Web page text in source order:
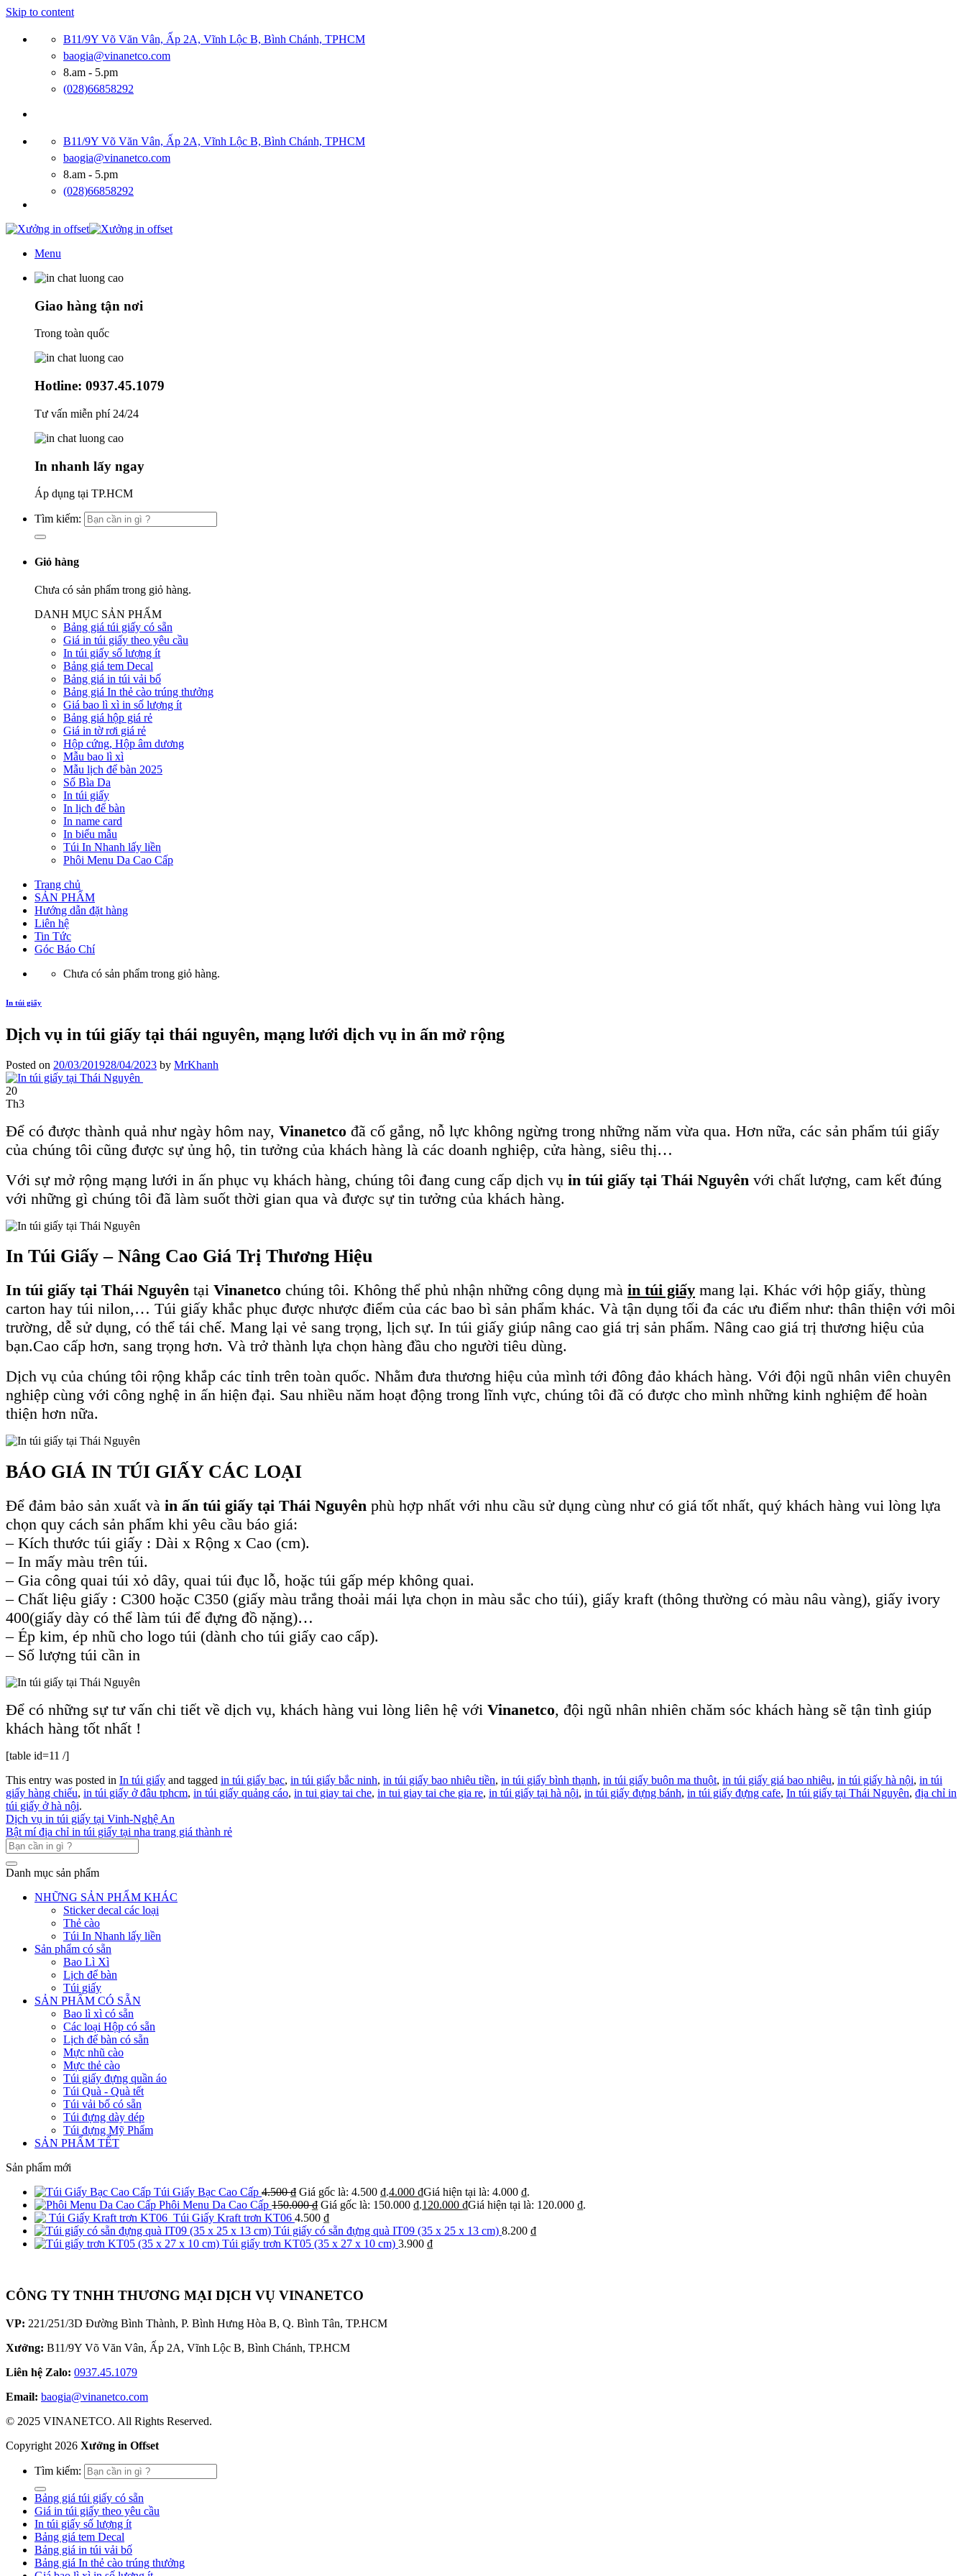
Skip to content
B11/9Y Võ Văn Vân, Ấp 2A, Vĩnh Lộc B, Bình Chánh, TPHCM
baogia@vinanetco.com
8.am - 5.pm
(028)66858292
B11/9Y Võ Văn Vân, Ấp 2A, Vĩnh Lộc B, Bình Chánh, TPHCM
baogia@vinanetco.com
8.am - 5.pm
(028)66858292
Menu
Giao hàng tận nơi
Trong toàn quốc
Hotline: 0937.45.1079
Tư vấn miễn phí 24/24
In nhanh lấy ngay
Áp dụng tại TP.HCM
Tìm kiếm:
Giỏ hàng
Chưa có sản phẩm trong giỏ hàng.
DANH MỤC SẢN PHẨM
Bảng giá túi giấy có sẵn
Giá in túi giấy theo yêu cầu
In túi giấy số lượng ít
Bảng giá tem Decal
Bảng giá in túi vải bố
Bảng giá In thẻ cào trúng thưởng
Giá bao lì xì in số lượng ít
Bảng giá hộp giá rẻ
Giá in tờ rơi giá rẻ
Hộp cứng, Hộp âm dương
Mẫu bao lì xì
Mẫu lịch để bàn 2025
Sổ Bìa Da
In túi giấy
In lịch để bàn
In name card
In biểu mẫu
Túi In Nhanh lấy liền
Phôi Menu Da Cao Cấp
Trang chủ
SẢN PHẨM
Hướng dẫn đặt hàng
Liên hệ
Tin Tức
Góc Báo Chí
Chưa có sản phẩm trong giỏ hàng.
In túi giấy
Dịch vụ in túi giấy tại thái nguyên, mạng lưới dịch vụ in ấn mở rộng
Posted on 20/03/201928/04/2023 by MrKhanh
20
Th3
Để có được thành quả như ngày hôm nay, Vinanetco đã cố gắng, nỗ lực không ngừng trong những năm vừa qua. Hơn nữa, các sản phẩm túi giấy
của chúng tôi cũng được sự ủng hộ, tin tưởng của khách hàng là các doanh nghiệp, cửa hàng, siêu thị…
Với sự mở rộng mạng lưới in ấn phục vụ khách hàng, chúng tôi đang cung cấp dịch vụ in túi giấy tại Thái Nguyên với chất lượng, cam kết đúng
với những gì chúng tôi đã làm suốt thời gian qua và được sự tin tưởng của khách hàng.
In Túi Giấy – Nâng Cao Giá Trị Thương Hiệu
In túi giấy tại Thái Nguyên tại Vinanetco chúng tôi. Không thể phủ nhận những công dụng mà in túi giấy mang lại. Khác với hộp giấy, thùng
carton hay túi nilon,… Túi giấy khắc phục được nhược điểm của các bao bì sản phẩm khác. Và tận dụng tối đa các ưu điểm như: thân thiện với môi
trường, dễ sử dụng, có thể tái chế. Mang lại vẻ sang trọng, lịch sự. In túi giấy giúp nâng cao giá trị sản phẩm. Nâng cao giá trị thương hiệu của
bạn.Cao cấp hơn, sang trọng hơn. Và trở thành lựa chọn hàng đầu cho người tiêu dùng.
Dịch vụ của chúng tôi rộng khắp các tỉnh trên toàn quốc. Nhằm đưa thương hiệu của mình tới đông đảo khách hàng. Với đội ngũ nhân viên chuyên
nghiệp cùng với công nghệ in ấn hiện đại. Sau nhiều năm hoạt động trong lĩnh vực, chúng tôi đã có được cho mình những kinh nghiệm để hoàn
thiện hơn nữa.
BÁO GIÁ IN TÚI GIẤY CÁC LOẠI
Để đảm bảo sản xuất và in ấn túi giấy tại Thái Nguyên phù hợp nhất với nhu cầu sử dụng cùng như có giá tốt nhất, quý khách hàng vui lòng lựa
chọn quy cách sản phẩm khi yêu cầu báo giá:
– Kích thước túi giấy : Dài x Rộng x Cao (cm).
– In mấy màu trên túi.
– Gia công quai túi xỏ dây, quai túi đục lỗ, hoặc túi gấp mép không quai.
– Chất liệu giấy : C300 hoặc C350 (giấy màu trắng thoải mái lựa chọn in màu sắc cho túi), giấy kraft (thông thường có màu nâu vàng), giấy ivory
400(giấy dày có thể làm túi để đựng đồ nặng)…
– Ép kim, ép nhũ cho logo túi (dành cho túi giấy cao cấp).
– Số lượng túi cần in
Để có những sự tư vấn chi tiết về dịch vụ, khách hàng vui lòng liên hệ với Vinanetco, đội ngũ nhân nhiên chăm sóc khách hàng sẽ tận tình giúp
khách hàng tốt nhất !
[table id=11 /]
This entry was posted in In túi giấy and tagged in túi giấy bạc, in túi giấy bắc ninh, in túi giấy bao nhiêu tiền, in túi giấy bình thạnh, in túi giấy buôn ma thuột, in túi giấy giá bao nhiêu, in túi giấy hà nội, in túi
giấy hàng chiếu, in túi giấy ở đâu tphcm, in túi giấy quảng cáo, in tui giay tai che, in tui giay tai che gia re, in túi giấy tại hà nội, in túi giấy đựng bánh, in túi giấy đựng cafe, In túi giấy tại Thái Nguyên, địa chỉ in
túi giấy ở hà nội.
Dịch vụ in túi giấy tại Vinh-Nghệ An
Bật mí địa chỉ in túi giấy tại nha trang giá thành rẻ
Danh mục sản phẩm
NHỮNG SẢN PHẨM KHÁC
Sticker decal các loại
Thẻ cào
Túi In Nhanh lấy liền
Sản phẩm có sẵn
Bao Lì Xì
Lịch để bàn
Túi giấy
SẢN PHẨM CÓ SẴN
Bao lì xì có sẵn
Các loại Hộp có sẵn
Lịch để bàn có sẵn
Mực nhũ cào
Mực thẻ cào
Túi giấy đựng quần áo
Túi Quà - Quà tết
Túi vải bố có sẵn
Túi đựng dày dép
Túi đựng Mỹ Phẩm
SẢN PHẨM TẾT
Sản phẩm mới
Túi Giấy Bạc Cao Cấp 4.500₫ Giá gốc là: 4.500 ₫.4.000 ₫Giá hiện tại là: 4.000 ₫.
Phôi Menu Da Cao Cấp 150.000₫ Giá gốc là: 150.000 ₫.120.000 ₫Giá hiện tại là: 120.000 ₫.
Túi Giấy Kraft trơn KT06 4.500 ₫
Túi giấy có sẵn đựng quà IT09 (35 x 25 x 13 cm) 8.200 ₫
Túi giấy trơn KT05 (35 x 27 x 10 cm) 3.900 ₫
CÔNG TY TNHH THƯƠNG MẠI DỊCH VỤ VINANETCO
VP: 221/251/3D Đường Bình Thành, P. Bình Hưng Hòa B, Q. Bình Tân, TP.HCM
Xưởng: B11/9Y Võ Văn Vân, Ấp 2A, Vĩnh Lộc B, Bình Chánh, TP.HCM
Liên hệ Zalo: 0937.45.1079
Email: baogia@vinanetco.com
© 2025 VINANETCO. All Rights Reserved.
Copyright 2026 Xưởng in Offset
Tìm kiếm:
Bảng giá túi giấy có sẵn
Giá in túi giấy theo yêu cầu
In túi giấy số lượng ít
Bảng giá tem Decal
Bảng giá in túi vải bố
Bảng giá In thẻ cào trúng thưởng